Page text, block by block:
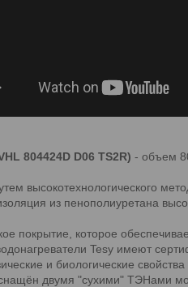
804424D D06 TS2R) - объем
высокотехнологического
из пенополиуретана
покрытие, которое
Tesy имеют
и биологические
двумя "сухими" ТЭНами